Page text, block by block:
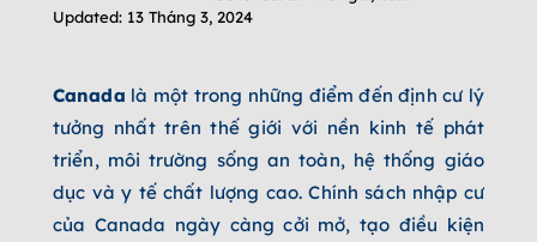
Updated: 13 Tháng 3, 2024
Canada là một trong những điểm đến định cư lý
tưởng nhất trên thế giới với nền kinh tế phát
triển, môi trường sống an toàn, hệ thống giáo
dục và y tế chất lượng cao. Chính sách nhập cư
của Canada ngày càng cởi mở, tạo điều kiện